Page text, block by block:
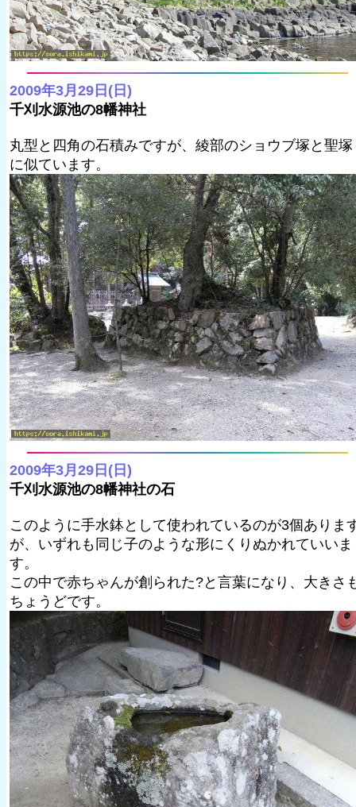
2009年3月29日(日)
千刈水源池の8幡神社
丸型と四角の石積みですが、綾部のショウブ塚と聖塚
に似ています。
2009年3月29日(日)
千刈水源池の8幡神社の石
このように手水鉢として使われているのが3個ありま
が、いずれも同じ子のような形にくりぬかれていいま
す。
この中で赤ちゃんが創られた?と言葉になり、大きさ
ちょうどです。